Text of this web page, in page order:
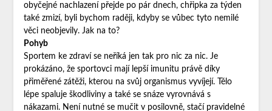
obyčejné nachlazení přejde po pár dnech, chřipka za týden
také zmizí, byli bychom raději, kdyby se vůbec tyto nemilé
věci neobjevily. Jak na to?
Pohyb
Sportem ke zdraví se neříká jen tak pro nic za nic. Je
prokázáno, že sportovci mají lepší imunitu právě díky
přiměřené zátěži, kterou na svůj organismus vyvíjejí. Tělo
lépe spaluje škodliviny a také se snáze vyrovnává s
nákazami. Není nutné se mučit v posilovně, stačí pravidelné